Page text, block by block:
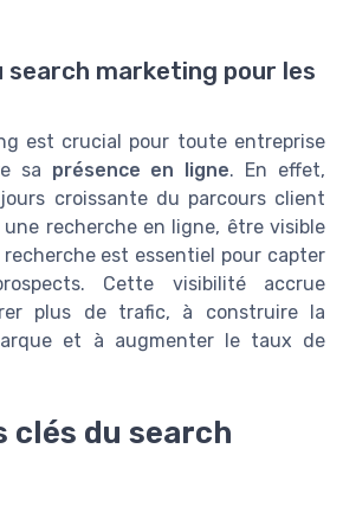
search marketing pour les
est crucial pour toute entreprise
sa présence en ligne. En effet,
croissante du parcours client
recherche en ligne, être visible
est essentiel pour capter
Cette visibilité accrue
plus de trafic, à construire la
et à augmenter le taux de
clés du search